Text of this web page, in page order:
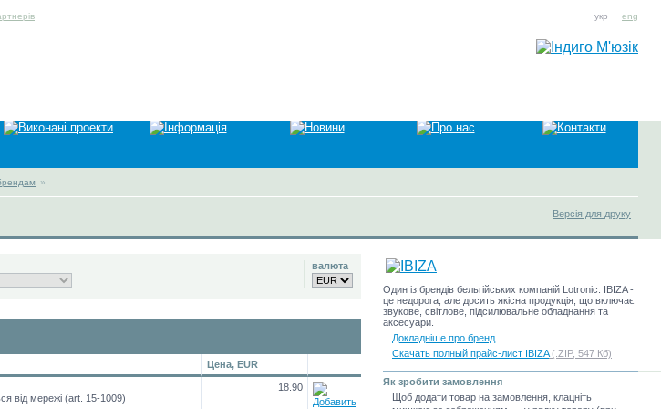
укр eng
»
Версія для друку
валюта
Цена, EUR
від мережі (art. 15-1009)
18.90
Один із брендів бельгійських компаній Lotronic. IBIZA -
це недорога, але досить якісна продукція, що включає
звукове, світлове, підсилювальне обладнання та
аксесуари.
Докладніше про бренд
Скачать полный прайс-лист IBIZA(.ZIP, 547 Кб)
Як зробити замовлення
Щоб додати товар на замовлення, клацніть